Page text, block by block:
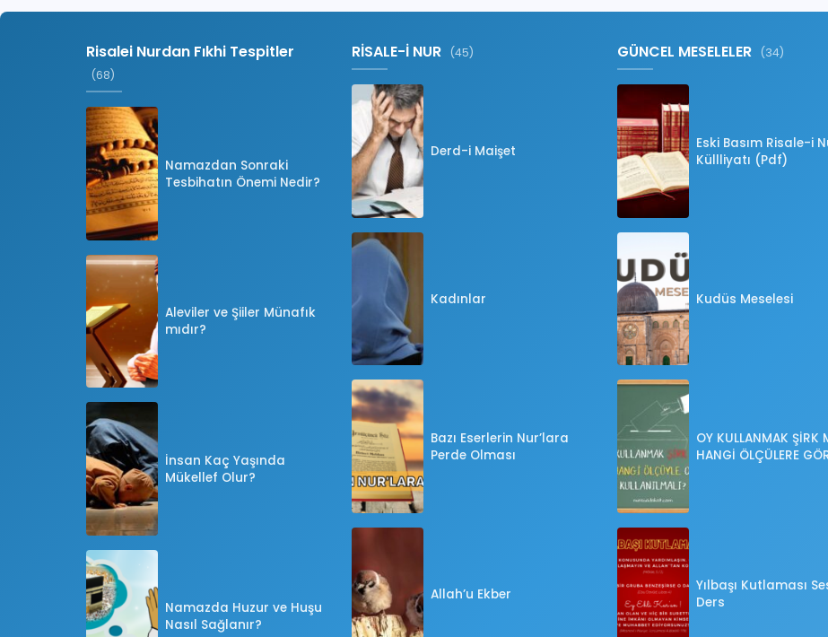
Risalei Nurdan Fıkhi Tespitler
(68)
Namazdan Sonraki
Tesbihatın Önemi Nedir?
Aleviler ve Şiiler Münafık
mıdır?
İnsan Kaç Yaşında
Mükellef Olur?
Namazda Huzur ve Huşu
Nasıl Sağlanır?
RİSALE-İ NUR (45)
Derd-i Maişet
Kadınlar
Bazı Eserlerin Nur’lara
Perde Olması
Allah’u Ekber
GÜNCEL MESELELER (34)
Eski Basım Risale-i
Küllliyatı (Pdf)
Kudüs Meselesi
OY KULLANMAK ŞİRK
HANGİ ÖLÇÜLERE
Yılbaşı Kutlaması
Ders